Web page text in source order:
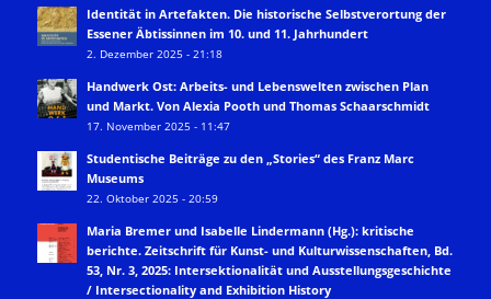
Identität in Artefakten. Die historische Selbstverortung der
Essener Äbtissinnen im 10. und 11. Jahrhundert
2. Dezember 2025 - 21:18
Handwerk Ost: Arbeits- und Lebenswelten zwischen Plan
und Markt. Von Alexia Pooth und Thomas Schaarschmidt
17. November 2025 - 11:47
Studentische Beiträge zu den „Stories“ des Franz Marc
Museums
22. Oktober 2025 - 20:59
Maria Bremer und Isabelle Lindermann (Hg.): kritische
berichte. Zeitschrift für Kunst- und Kulturwissenschaften, Bd.
53, Nr. 3, 2025: Intersektionalität und Ausstellungsgeschichte
/ Intersectionality and Exhibition History